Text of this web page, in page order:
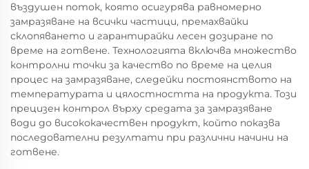
въздушен поток, която осигурява равномерно
замразяване на всички частици, премахвайки
склопяването и гарантирайки лесен дозиране по
време на готвене. Технологията включва множество
контролни точки за качество по време на целия
процес на замразяване, следейки постоянството на
температурата и цялостността на продукта. Този
прецизен контрол върху средата за замразяване
води до висококачествен продукт, който показва
последователни резултати при различни начини на
готвене.